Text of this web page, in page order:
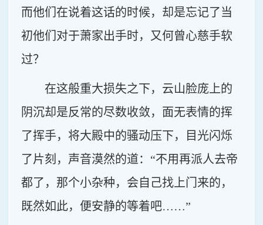
而他们在说着这话的时候，却是忘记了当
初他们对于萧家出手时，又何曾心慈手软
过？
在这般重大损失之下，云山脸庞上的
阴沉却是反常的尽数收敛，面无表情的挥
了挥手，将大殿中的骚动压下，目光闪烁
了片刻，声音漠然的道：“不用再派人去帝
都了，那个小杂种，会自己找上门来的，
既然如此，便安静的等着吧……”